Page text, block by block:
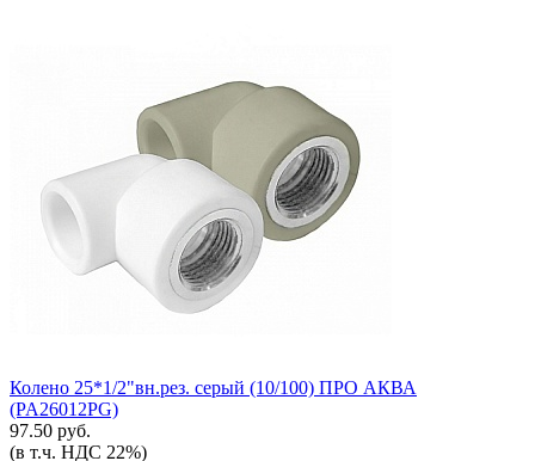
Колено 25*1/2"вн.рез. серый (10/100) ПРО АКВА
(PA26012PG)
97.50 руб.
(в т.ч. НДС 22%)